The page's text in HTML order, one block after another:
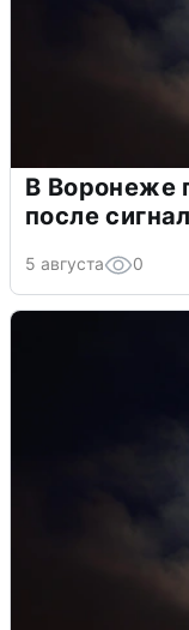
В Воронеже
после
5 августа 0